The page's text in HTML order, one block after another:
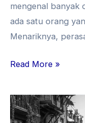
mengenal banyak
ada satu orang
Menariknya,
Read More »
Gempa
Filipina